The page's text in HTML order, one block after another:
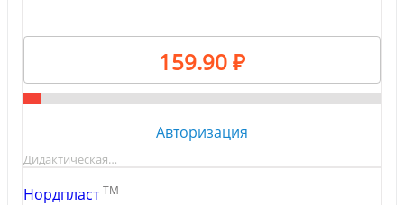
159.90 ₽
Авторизация
Дидактическая…
НордпластTM